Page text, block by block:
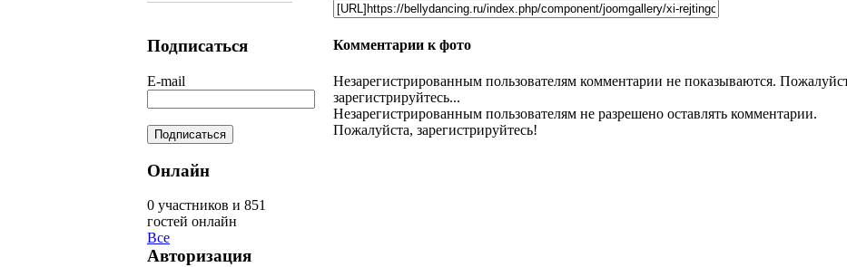
Комментарии к фото
Незарегистрированным пользователям комментарии не показываются.
зарегистрируйтесь...
Незарегистрированным пользователям не разрешено оставлять комментарии.
Пожалуйста, зарегистрируйтесь!
Подписаться
E-mail
Онлайн
0 участников и 851
гостей онлайн
Все
Авторизация